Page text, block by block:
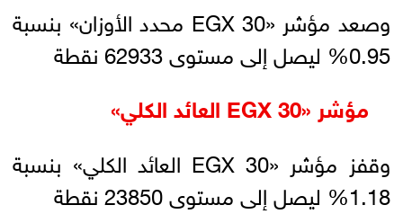
وصعد مؤشر «EGX 30 محدد الأوزان» بنسبة
0.95% ليصل إلى مستوى 62933 نقطة
مؤشر «EGX 30 العائد الكلي»
وقفز مؤشر «EGX 30 العائد الكلي» بنسبة
1.18% ليصل إلى مستوى 23850 نقطة